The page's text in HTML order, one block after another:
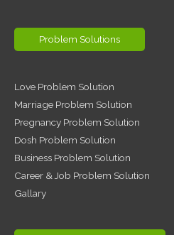
Problem Solutions
Love Problem Solution
Marriage Problem Solution
Pregnancy Problem Solution
Dosh Problem Solution
Business Problem Solution
Career & Job Problem Solution
Gallary